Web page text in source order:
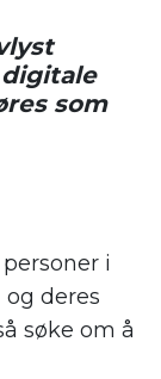
som
i
og deres
søke om å